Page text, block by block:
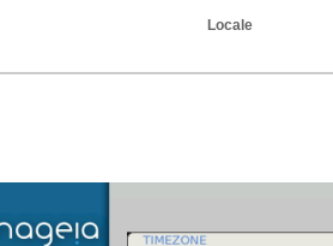
Locale